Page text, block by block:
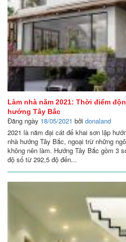
Làm nhà năm 2021: Thời điểm
hướng Tây Bắc
Đăng ngày 18/05/2021 bởi donaland
2021 là năm đại cát để khai sơn lập
nhà hướng Tây Bắc, ngoại trừ những
không nên làm. Hướng Tây Bắc gồm 3
độ số từ 292,5 độ đến...